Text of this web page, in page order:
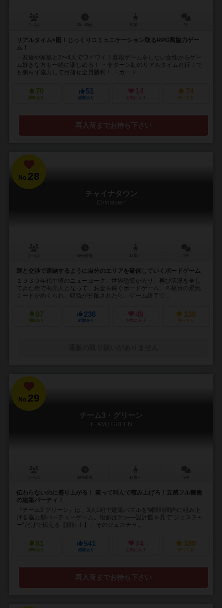
リアルタイム×囮！じっくりコミュニケーション取るRPG風協力ゲー
ム！
・友達や家族と2〜4人でワイワイ！普段ゲームをしない女性からゲー
ム好きな方も一緒に楽しめる！ ・非ターン制のリアルタイム進行！で
も焦らず協力して目指せ全員勝利！ ・カード...
70
興味あり
51
経験あり
14
お気に入り
74
持ってる
再入荷までお待ち下さい
No.28
チャイナタウン
Chinatown
運と交渉で連結するように自分のエリアを確保していくボードゲーム
１９３０年代中頃のニューヨーク、世界恐慌が去り、再び活況を呈し
てきた街で商売人となって、お金を稼ぐボードゲーム。６枚目の景気
カードがめくられ、収益が分配されたら、ゲーム終了で...
87
興味あり
236
経験あり
49
お気に入り
138
持ってる
No.29
チーム3・グリーン
TEAM3 GREEN
伝わらないのに盛り上がる！ 笑って叫んで積み上げろ！五感フル稼働
の建築パーティ！
『チーム3 グリーン』は、3人1組で建築パズルを制限時間内に組み上
げる協力型パーティーゲーム。役割は3つ──設計図を見て“ジェスチャ
ー”だけで伝える【設計士】、そのジェスチャ...
81
興味あり
541
経験あり
74
お気に入り
180
持ってる
再入荷までお待ち下さい